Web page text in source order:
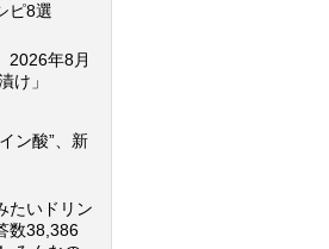
ピ8選
2026年8月
け」
ン酸”、新
たいドリン
数38,386